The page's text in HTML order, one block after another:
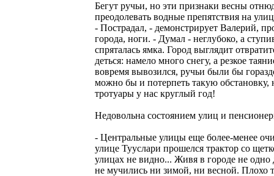
Бегут ручьи, но эти признаки весны
преодолевать водные препятствия на
- Пострадал, - демонстрирует Валерий,
города, ноги. - Думал - неглубоко, а
спряталась ямка. Город выглядит
деться: намело много снегу, а резкое
вовремя вывозился, ручьи были бы
можно бы и потерпеть такую обстановку,
тротуары у нас круглый год!
Недовольна состоянием улиц и
- Центральные улицы еще более-менее
улице Тууслари прошелся трактор со
улицах не видно... Живя в городе не одно
не мучились ни зимой, ни весной. Плохо